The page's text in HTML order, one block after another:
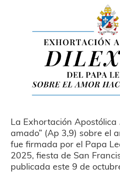
La Exhortación Apostólica
amado” (Ap 3,9) sobre el
fue firmada por el Papa
2025, fiesta de San
publicada este 9 de